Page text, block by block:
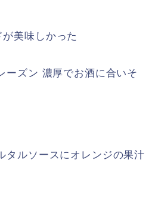
美味しかった
ーズン 濃厚でお酒に合いそ
タルソースにオレンジの果汁